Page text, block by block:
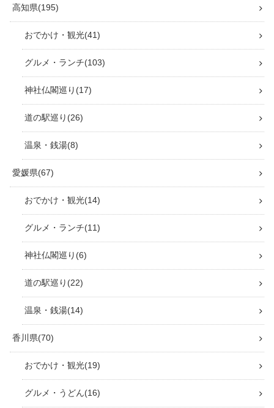
高知県 195
おでかけ・観光 41
グルメ・ランチ 103
神社仏閣巡り 17
道の駅巡り 26
温泉・銭湯 8
愛媛県 67
おでかけ・観光 14
グルメ・ランチ 11
神社仏閣巡り 6
道の駅巡り 22
温泉・銭湯 14
香川県 70
おでかけ・観光 19
グルメ・うどん 16